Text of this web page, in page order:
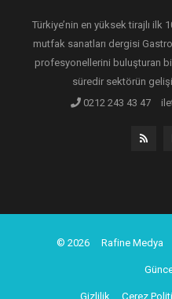
Türkiye’nin en yüksek tirajlı ilk
mutfak sanatları dergisi
profesyonellerini buluşturan
süredir sektörün
0212 243 43 47
© 2026 Rafine Medya
Gizlilik Çerez